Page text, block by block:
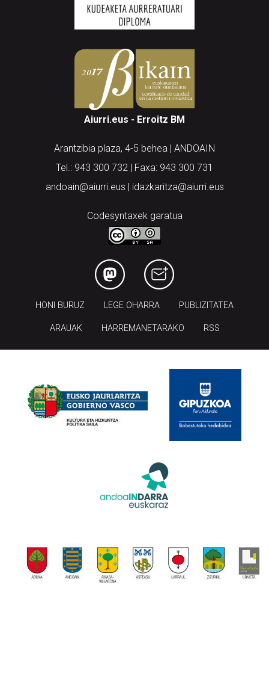
Aiurri.eus - Erroitz BM
Arantzibia plaza, 4-5 behea | ANDOAIN
Tel.: 943 300 732 | Faxa: 943 300 731
andoain@aiurri.eus | idazkaritza@aiurri.eus
Codesyntaxek garatua
HONI BURUZ LEGE OHARRA PUBLIZITATEA
ARAUAK HARREMANETARAKO RSS